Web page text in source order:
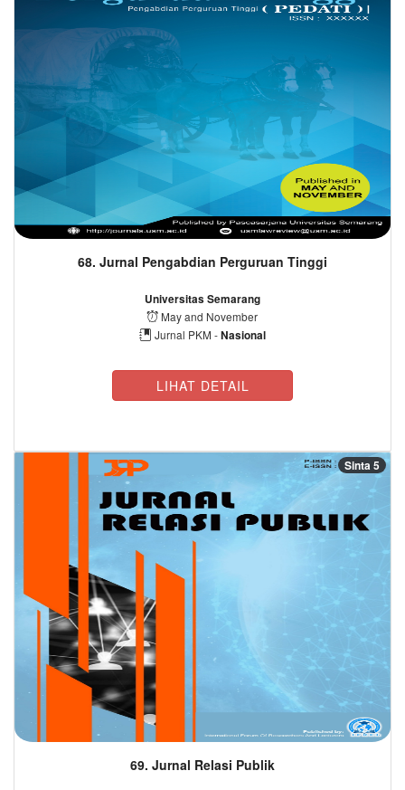
68. Jurnal Pengabdian Perguruan Tinggi
Universitas Semarang
May and November
Jurnal PKM -Nasional
LIHAT DETAIL
Sinta 5
69. Jurnal Relasi Publik